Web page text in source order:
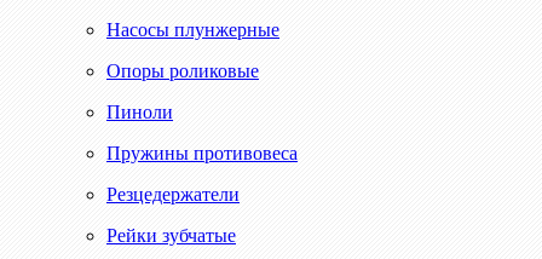
Насосы плунжерные
Опоры роликовые
Пиноли
Пружины противовеса
Резцедержатели
Рейки зубчатые